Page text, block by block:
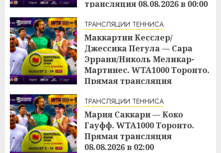
трансляция 08.08.2026 в 00:00
ТРАНСЛЯЦИИ ТЕННИСА
Маккартни Кесслер/
Джессика Пегула — Сара
Эррани/Николь Меликар-
Мартинес. WTA1000 Торонто.
Прямая трансляция
16:45 07.08.2026
ТРАНСЛЯЦИИ ТЕННИСА
Мария Саккари — Коко
Гауфф. WTA1000 Торонто.
Прямая трансляция
08.08.2026 в 02:00